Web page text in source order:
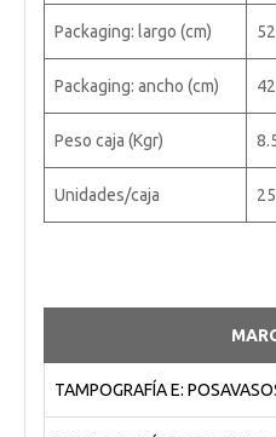
Packaging: largo (cm) 52
Packaging: ancho (cm) 42
Peso caja (Kgr)
Unidades/caja 25
TAMPOGRAFÍA E: